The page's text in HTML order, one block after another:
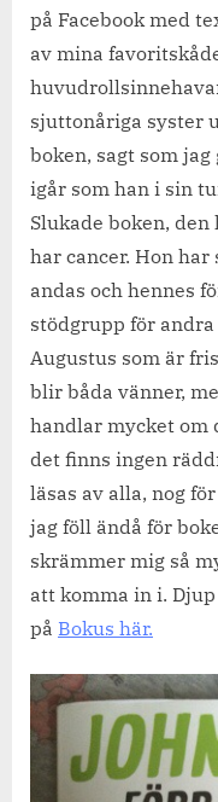
jag
av
på Facebook med
av mina
sjuttonåriga syster
boken, sagt som
igår som han i sin
Slukade boken,
har cancer. Hon
andas och hennes
stödgrupp för
Augustus som är
blir båda vänner,
handlar mycket om
det finns ingen
läsas av alla, nog
jag föll ändå för
skrämmer mig så
att komma in i.
på Bokus här.